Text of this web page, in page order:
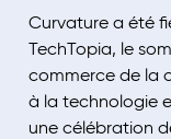
Curvature a été
TechTopia, le
commerce de la
à la technologie
une célébration